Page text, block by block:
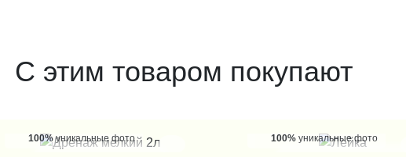
С этим товаром покупают
100%уникальные фото 100% уникальные фото